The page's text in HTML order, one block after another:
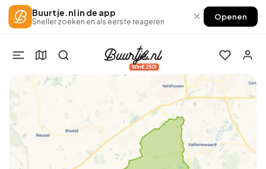
Buurtje.nl in de app
Sneller zoeken en als eerste reageren × Openen
Win €250!